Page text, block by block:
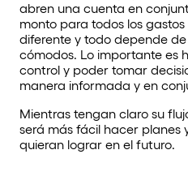
abren una cuenta en
monto para todos los
diferente y todo depende
cómodos. Lo importante es
control y poder tomar
manera informada y en
Mientras tengan claro su
será más fácil hacer planes
quieran lograr en el futuro.